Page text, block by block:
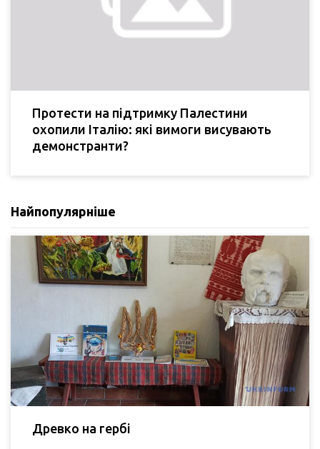
Протести на підтримку Палестини
охопили Італію: які вимоги висувають
демонстранти?
Найпопулярніше
Древко на гербі